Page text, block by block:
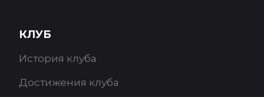
КЛУБ
История клуба
Достижения клуба